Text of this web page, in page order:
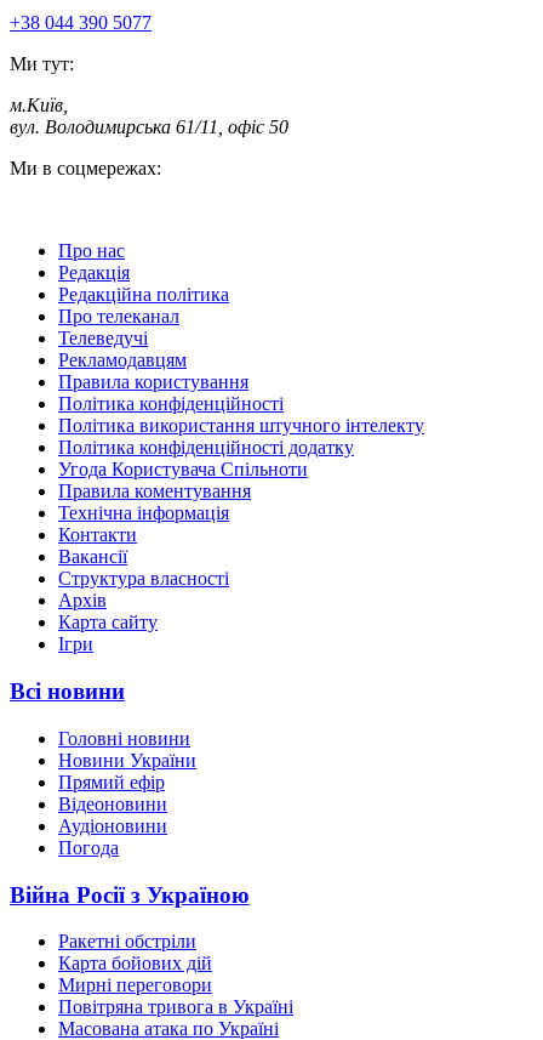
+38 044 390 5077
Ми тут:
м.Київ
вул. Володимирська 61/11, офіс 50
Ми в соцмережах:
Про нас
Редакція
Редакційна політика
Про телеканал
Телеведучі
Рекламодавцям
Правила користування
Політика конфіденційності
Політика використання штучного інтелекту
Політика конфіденційності додатку
Угода Користувача Спільноти
Правила коментування
Технічна інформація
Контакти
Вакансії
Структура власності
Архів
Карта сайту
Ігри
Всі новини
Головні новини
Новини України
Прямий ефір
Відеоновини
Аудіоновини
Погода
Війна Росії з Україною
Ракетні обстріли
Карта бойових дій
Мирні переговори
Повітряна тривога в Україні
Масована атака по Україні